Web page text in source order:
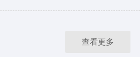
查看更多